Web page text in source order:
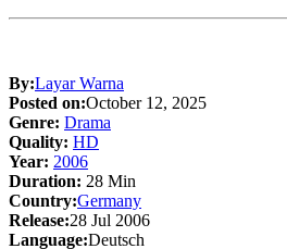
By:Layar Warna
Posted on:October 12, 2025
Genre: Drama
Quality: HD
Year: 2006
Duration: 28 Min
Country:Germany
Release:28 Jul 2006
Language:Deutsch